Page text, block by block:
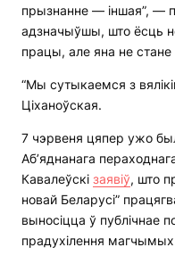
прызнанне — іншая”, —
адзначыўшы, што ёсць
працы, але яна не стане
“Мы сутыкаемся з
Ціханоўская.
7 чэрвеня цяпер ужо
Аб’яднанага
Кавалеўскі заявіў, што
новай Беларусі”
выносіцца ў публічнае
прадухілення